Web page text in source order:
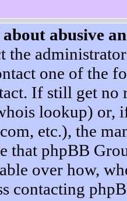
abusive
the
one of the
If still get no
lookup) or,
etc.), the
that phpBB
over how,
contacting